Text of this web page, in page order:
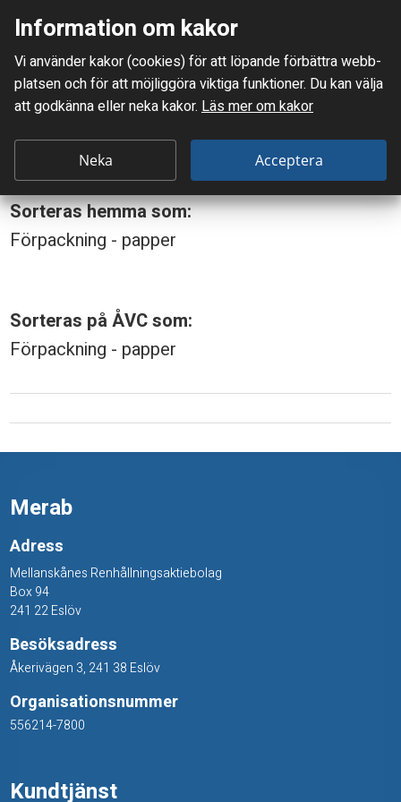
Mellanskånes Renhållnings AB
Du är här: O’boy-burk
O
b
o
y
b
u
k
O’boy-burk
Sorteras hemma som:
Förpackning - papper
Sorteras på ÅVC som:
Förpackning - papper
Merab
Adress
Mellanskånes Renhållningsaktiebolag
Box 94
241 22 Eslöv
Besöksadress
Åkerivägen 3, 241 38 Eslöv
Organisationsnummer
556214-7800
Kundtjänst
Information om kakor
Vi använder kakor (cookies) för att löpande förbättra webb­
platsen och för att möjlig­göra viktiga funktioner. Du kan välja
att godkänna eller neka kakor. Läs mer om kakor
Neka Acceptera